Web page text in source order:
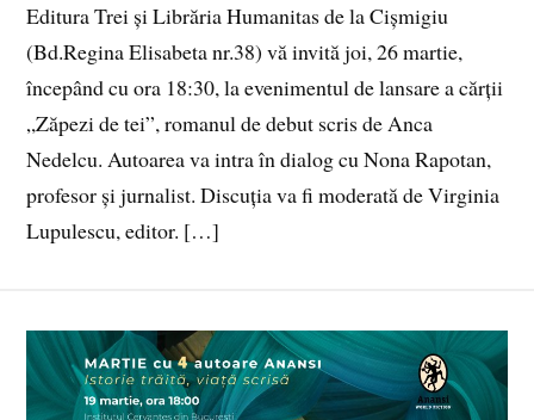
Editura Trei și Librăria Humanitas de la Cișmigiu
(Bd.Regina Elisabeta nr.38) vă invită joi, 26 martie,
începând cu ora 18:30, la evenimentul de lansare a cărții
„Zăpezi de tei”, romanul de debut scris de Anca
Nedelcu. Autoarea va intra în dialog cu Nona Rapotan,
profesor și jurnalist. Discuția va fi moderată de Virginia
Lupulescu, editor. […]